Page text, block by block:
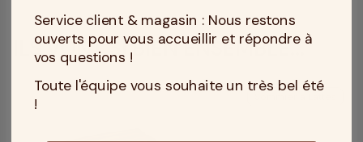
ILS VONT SI BIEN ENSEMBLE...
Service client & magasin : Nous restons
ouverts pour vous accueillir et répondre à
vos questions !
Toute l'équipe vous souhaite un très bel été
!